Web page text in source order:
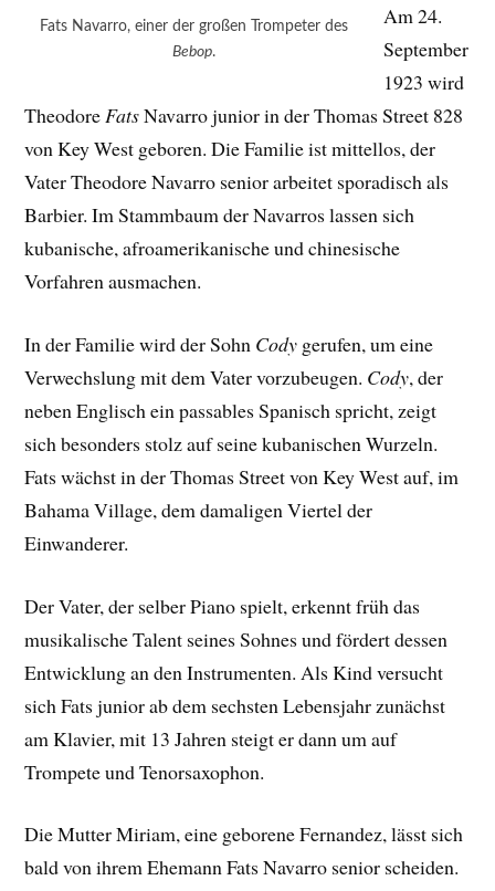
Fats Navarro, einer der großen Trompeter des
Bebop.
Am 24.
September
1923 wird
TheodoreFatsNavarro junior in der Thomas Street 828
von Key West geboren. Die Familie ist mittellos, der
Vater Theodore Navarro senior arbeitet sporadisch als
Barbier. Im Stammbaum der Navarros lassen sich
kubanische, afroamerikanische und chinesische
Vorfahren ausmachen.
In der Familie wird der Sohn Cody gerufen, um eine
Verwechslung mit dem Vater vorzubeugen. Cody, der
neben Englisch ein passables Spanisch spricht, zeigt
sich besonders stolz auf seine kubanischen Wurzeln.
Fats wächst in der Thomas Street von Key West auf, im
Bahama Village, dem damaligen Viertel der
Einwanderer.
Der Vater, der selber Piano spielt, erkennt früh das
musikalische Talent seines Sohnes und fördert dessen
Entwicklung an den Instrumenten. Als Kind versucht
sich Fats junior ab dem sechsten Lebensjahr zunächst
am Klavier, mit 13 Jahren steigt er dann um auf
Trompete und Tenorsaxophon.
Die Mutter Miriam, eine geborene Fernandez, lässt sich
bald von ihrem Ehemann Fats Navarro senior scheiden.